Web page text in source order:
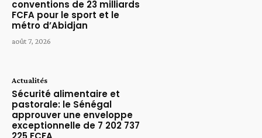
conventions de 23 milliards
FCFA pour le sport et le
métro d’Abidjan
août 7, 2026
Actualités
Sécurité alimentaire et
pastorale: le Sénégal
approuver une enveloppe
exceptionnelle de 7 202 737